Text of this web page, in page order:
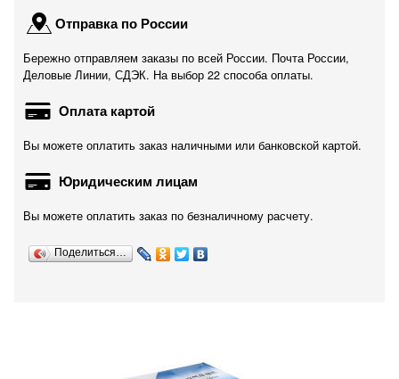
Отправка по России
Бережно отправляем заказы по всей России. Почта России,
Деловые Линии, СДЭК. На выбор 22 способа оплаты.
Оплата картой
Вы можете оплатить заказ наличными или банковской картой.
Юридическим лицам
Вы можете оплатить заказ по безналичному расчету.
Поделиться…